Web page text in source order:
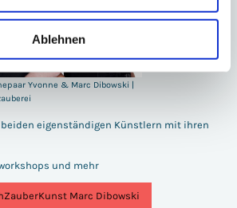
Ablehnen
Yvonne & Marc Dibowski |
eigenständigen Künstlern mit ihren
und mehr
Marc Dibowski